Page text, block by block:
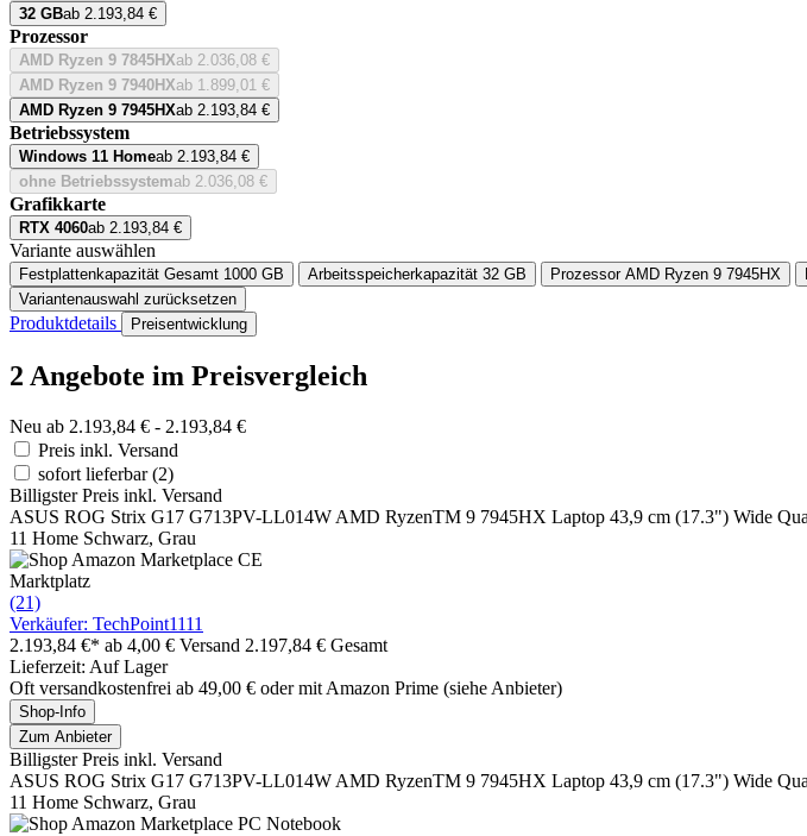
32 GBab 2.193,84 €
Prozessor
AMD Ryzen 9 7845HXab 2.036,08 €
AMD Ryzen 9 7940HXab 1.899,01 €
AMD Ryzen 9 7945HXab 2.193,84 €
Betriebssystem
Windows 11 Homeab 2.193,84 €
ohne Betriebssystemab 2.036,08 €
Grafikkarte
RTX 4060ab 2.193,84 €
Variante auswählen
Festplattenkapazität Gesamt 1000 GB Arbeitsspeicherkapazität 32 GB Prozessor AMD Ryzen 9 7945HX
Variantenauswahl zurücksetzen
Produktdetails Preisentwicklung
2 Angebote im Preisvergleich
Neu ab 2.193,84 € - 2.193,84 €
Preis inkl. Versand
sofort lieferbar(2)
Billigster Preis inkl. Versand
ASUS ROG Strix G17 G713PV-LL014W AMD RyzenTM 9 7945HX Laptop 43,9 cm (17.3") Wide
11 Home Schwarz, Grau
Marktplatz
(21)
Verkäufer: TechPoint1111
2.193,84 €* ab 4,00 € Versand 2.197,84 € Gesamt
Lieferzeit: Auf Lager
Oft versandkostenfrei ab 49,00 € oder mit Amazon Prime (siehe Anbieter)
Shop-Info
Zum Anbieter
Billigster Preis inkl. Versand
ASUS ROG Strix G17 G713PV-LL014W AMD RyzenTM 9 7945HX Laptop 43,9 cm (17.3") Wide
11 Home Schwarz, Grau